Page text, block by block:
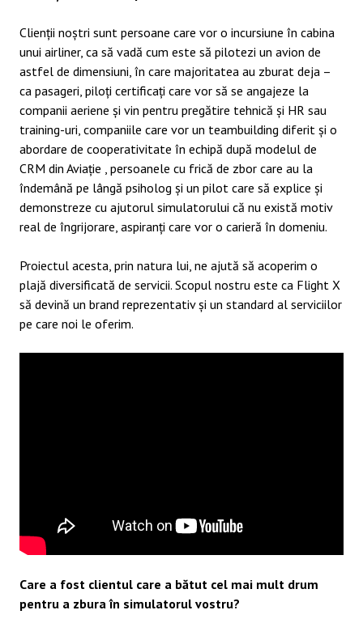
Clienții noștri sunt persoane care vor o incursiune în cabina
unui airliner, ca să vadă cum este să pilotezi un avion de
astfel de dimensiuni, în care majoritatea au zburat deja –
ca pasageri, piloți certificați care vor să se angajeze la
companii aeriene și vin pentru pregătire tehnică și HR sau
training-uri, companiile care vor un teambuilding diferit și o
abordare de cooperativitate în echipă după modelul de
CRM din Aviație , persoanele cu frică de zbor care au la
îndemână pe lângă psiholog și un pilot care să explice și
demonstreze cu ajutorul simulatorului că nu există motiv
real de îngrijorare, aspiranți care vor o carieră în domeniu.
Proiectul acesta, prin natura lui, ne ajută să acoperim o
plajă diversificată de servicii. Scopul nostru este ca Flight X
să devină un brand reprezentativ și un standard al serviciilor
pe care noi le oferim.
Care a fost clientul care a bătut cel mai mult drum
pentru a zbura în simulatorul vostru?